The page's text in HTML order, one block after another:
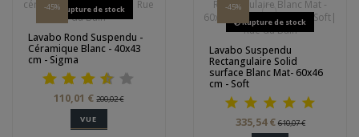
-45%Rupture de stock
Lavabo Rond Suspendu -
Céramique Blanc - 40x43
cm - Sigma
110,01 €200,02 €
VUE
-45%
Rupture de stock
Lavabo Suspendu
Rectangulaire Solid
surface Blanc Mat- 60x46
cm - Soft
335,54 €610,07 €